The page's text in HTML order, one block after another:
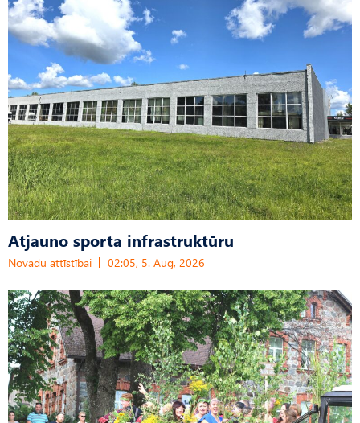
Atjauno sporta infrastruktūru
Novadu attīstībai 02:05, 5. Aug, 2026